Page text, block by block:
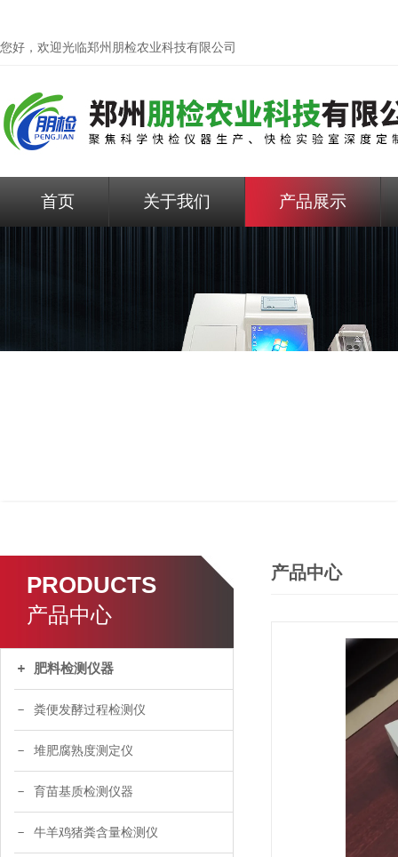
您好，欢迎光临郑州朋检农业科技有限公司
首页 关于我们 产品展示
PRODUCTS
产品中心
肥料检测仪器
粪便发酵过程检测仪
堆肥腐熟度测定仪
育苗基质检测仪器
牛羊鸡猪粪含量检测仪
产品中心